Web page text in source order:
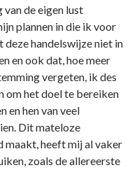
de eigen lust
plannen in die ik voor
deze handelswijze niet in
en ook dat, hoe meer
vergeten, ik des
om het doel te bereiken
en hen van veel
Dit mateloze
maakt, heeft mij al vaker
zoals de allereerste